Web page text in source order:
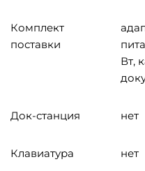
Комплект
поставки
Вт,
Док-станция нет
Клавиатура нет